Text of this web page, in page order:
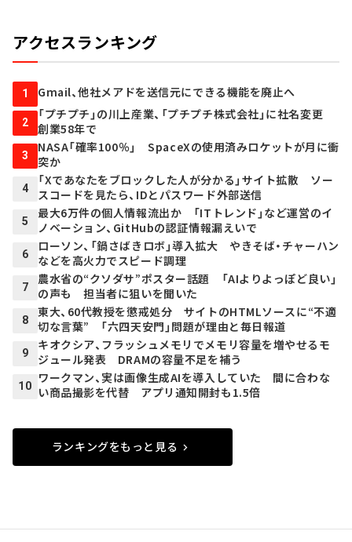
アクセスランキング
1 Gmail、他社メアドを送信元にできる機能を廃止へ
2
「プチプチ」の川上産業、「プチプチ株式会社」に社名変更
創業58年で
3
NASA「確率100％」 SpaceXの使用済みロケットが月に衝
突か
4
「Xであなたをブロックした人が分かる」サイト拡散 ソー
スコードを見たら、IDとパスワード外部送信
5
最大6万件の個人情報流出か 「ITトレンド」など運営のイ
ノベーション、GitHubの認証情報漏えいで
6
ローソン、「鍋さばきロボ」導入拡大 やきそば・チャーハン
などを高火力でスピード調理
7
農水省の“クソダサ”ポスター話題 「AIよりよっぽど良い」
の声も 担当者に狙いを聞いた
8
東大、60代教授を懲戒処分 サイトのHTMLソースに“不適
切な言葉” 「六四天安門」問題が理由と毎日報道
9
キオクシア、フラッシュメモリでメモリ容量を増やせるモ
ジュール発表 DRAMの容量不足を補う
10
ワークマン、実は画像生成AIを導入していた 間に合わな
い商品撮影を代替 アプリ通知開封も1.5倍
ランキングをもっと見る